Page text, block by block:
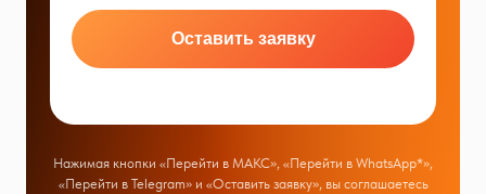
Оставить заявку
Нажимая кнопки «Перейти в МАКС», «Перейти в WhatsApp*»,
«Перейти в Telegram» и «Оставить заявку», вы соглашаетесь